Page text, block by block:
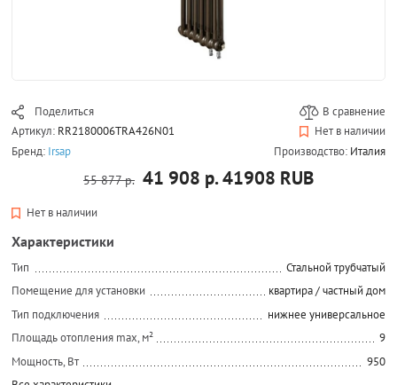
Поделиться
В сравнение
Артикул: RR2180006TRA426N01
Нет в наличии
Бренд: Irsap Производство: Италия
55 877 р. 41 908 р.41908 RUB
Нет в наличии
Характеристики
Тип
Стальной трубчатый
Помещение для установки
квартира / частный дом
Тип подключения
нижнее универсальное
Площадь отопления max, м²
9
Мощность, Вт
950